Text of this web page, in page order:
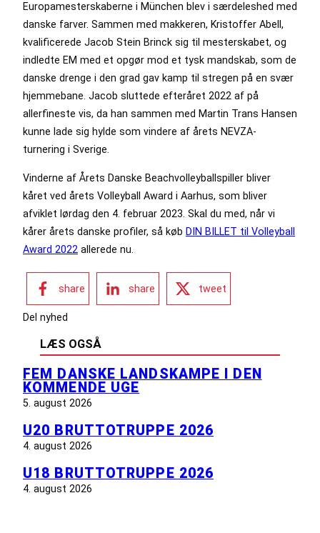
Europamesterskaberne i München blev i særdeleshed med
danske farver. Sammen med makkeren, Kristoffer Abell,
kvalificerede Jacob Stein Brinck sig til mesterskabet, og
indledte EM med et opgør mod et tysk mandskab, som de
danske drenge i den grad gav kamp til stregen på en svær
hjemmebane. Jacob sluttede efteråret 2022 af på
allerfineste vis, da han sammen med Martin Trans Hansen
kunne lade sig hylde som vindere af årets NEVZA-
turnering i Sverige.
Vinderne af Årets Danske Beachvolleyballspiller bliver
kåret ved årets Volleyball Award i Aarhus, som bliver
afviklet lørdag den 4. februar 2023. Skal du med, når vi
kårer årets danske profiler, så køb DIN BILLET til Volleyball
Award 2022 allerede nu.
share share tweet
Del nyhed
LÆS OGSÅ
FEM DANSKE LANDSKAMPE I DEN
KOMMENDE UGE
5. august 2026
U20 BRUTTOTRUPPE 2026
4. august 2026
U18 BRUTTOTRUPPE 2026
4. august 2026